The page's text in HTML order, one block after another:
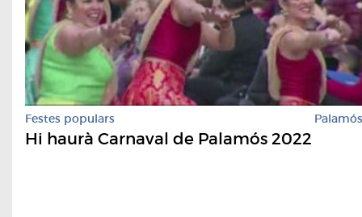
Festes populars Palamós
Hi haurà Carnaval de Palamós 2022